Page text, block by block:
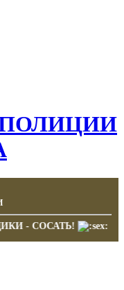
- СОСАТЬ!